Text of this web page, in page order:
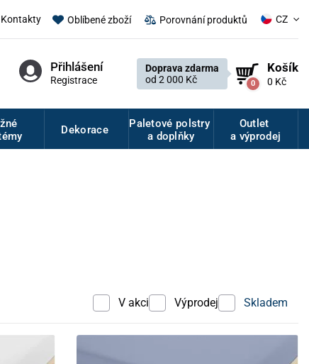
Kontakty Oblíbené zboží Porovnání produktů CZ
Přihlášení
Registrace
Doprava zdarma
od 2 000 Kč
0
Košík
0 Kč
Dekorace
Paletové polstry
a doplňky
Outlet
a výprodej
V akci Výprodej Skladem